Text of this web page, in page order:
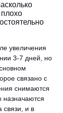
увеличения
3-7 дней, но
связано с
снимаются
связи, и в